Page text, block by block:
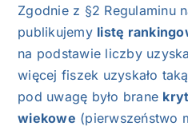
Zgodnie z §2 Regulaminu
publikujemy listę
na podstawie liczby
więcej fiszek uzyskało
pod uwagę było brane
wiekowe (pierwszeństwo